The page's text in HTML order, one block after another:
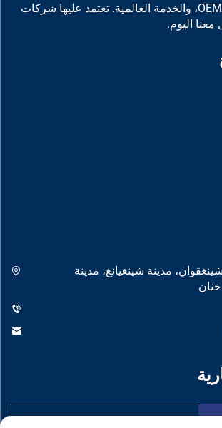
والتطوير، تخصيص OEM، والخدمة العالمية. تعتمد عليها شركات
معنا اليوم.
مدينة شينغيانغ، مدينة